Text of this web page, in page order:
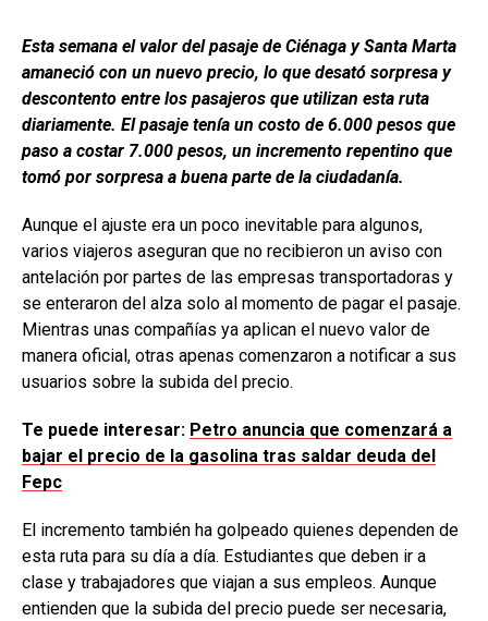
Esta semana el valor del pasaje de Ciénaga y Santa Marta
amaneció con un nuevo precio, lo que desató sorpresa y
descontento entre los pasajeros que utilizan esta ruta
diariamente. El pasaje tenía un costo de 6.000 pesos que
paso a costar 7.000 pesos, un incremento repentino que
tomó por sorpresa a buena parte de la ciudadanía.
Aunque el ajuste era un poco inevitable para algunos,
varios viajeros aseguran que no recibieron un aviso con
antelación por partes de las empresas transportadoras y
se enteraron del alza solo al momento de pagar el pasaje.
Mientras unas compañías ya aplican el nuevo valor de
manera oficial, otras apenas comenzaron a notificar a sus
usuarios sobre la subida del precio.
Te puede interesar: Petro anuncia que comenzará a
bajar el precio de la gasolina tras saldar deuda del
Fepc
El incremento también ha golpeado quienes dependen de
esta ruta para su día a día. Estudiantes que deben ir a
clase y trabajadores que viajan a sus empleos. Aunque
entienden que la subida del precio puede ser necesaria,